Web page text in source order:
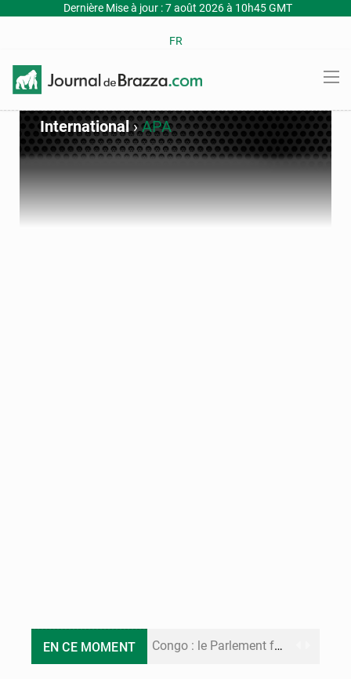
Dernière Mise à jour : 7 août 2026 à 10h45 GMT
FR
International›APA
EN CE MOMENT Congo : le Parlement formule 28 recommandations sur le Cadre budgétaire 2027-2029